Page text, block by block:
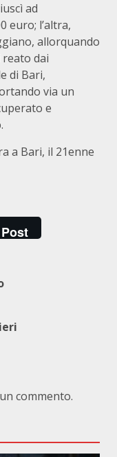
ad
euro; l’altra,
allorquando
dai
di Bari,
via un
e
a Bari, il 21enne
Post
commento.